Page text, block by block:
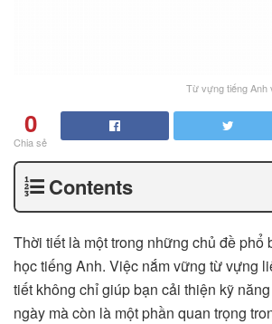
Từ vựng tiếng Anh
0
Chia sẻ
Contents
Thời tiết là một trong những chủ đề phổ
học tiếng Anh. Việc nắm vững từ vựng
tiết không chỉ giúp bạn cải thiện kỹ
ngày mà còn là một phần quan trọng